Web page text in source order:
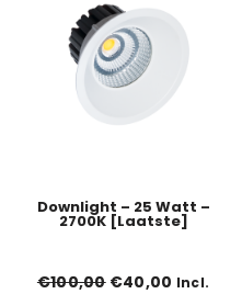
Downlight – 25 Watt –
2700K [Laatste]
€100,00 Oorspronkelijke
€40,00 Incl.